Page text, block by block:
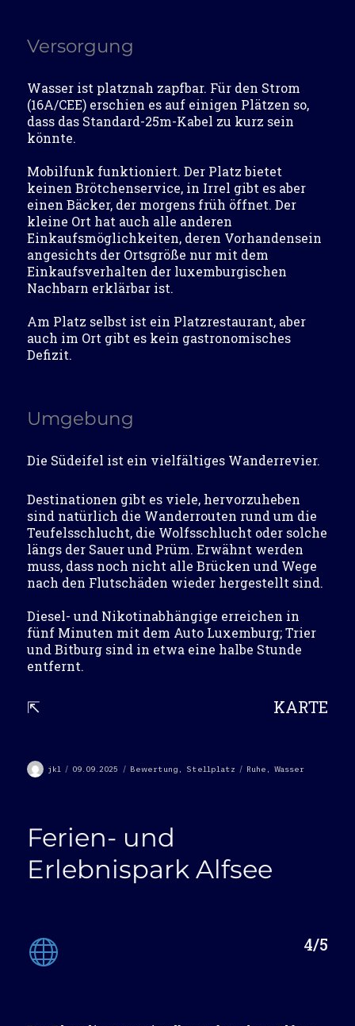
Versorgung
Wasser ist platznah zapfbar. Für den Strom
(16A/CEE) erschien es auf einigen Plätzen so,
dass das Standard-25m-Kabel zu kurz sein
könnte.
Mobilfunk funktioniert. Der Platz bietet
keinen Brötchenservice, in Irrel gibt es aber
einen Bäcker, der morgens früh öffnet. Der
kleine Ort hat auch alle anderen
Einkaufsmöglichkeiten, deren Vorhandensein
angesichts der Ortsgröße nur mit dem
Einkaufsverhalten der luxemburgischen
Nachbarn erklärbar ist.
Am Platz selbst ist ein Platzrestaurant, aber
auch im Ort gibt es kein gastronomisches
Defizit.
Umgebung
Die Südeifel ist ein vielfältiges Wanderrevier.
Destinationen gibt es viele, hervorzuheben
sind natürlich die Wanderrouten rund um die
Teufelsschlucht, die Wolfsschlucht oder solche
längs der Sauer und Prüm. Erwähnt werden
muss, dass noch nicht alle Brücken und Wege
nach den Flutschäden wieder hergestellt sind.
Diesel- und Nikotinabhängige erreichen in
fünf Minuten mit dem Auto Luxemburg; Trier
und Bitburg sind in etwa eine halbe Stunde
entfernt.
⇱ KARTE
Autor
jkl
Veröffentlicht
09.09.2025 Kategorien
Bewertung Stellplatz Schlagwörter
Ruhe ,Wasser
Ferien- und
Erlebnispark Alfsee
4/5